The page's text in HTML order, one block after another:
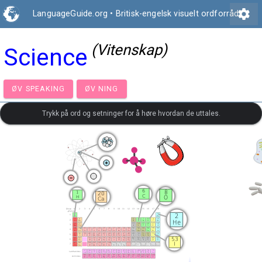
LanguageGuide.org • Britisk-engelsk visuelt ordforrådsettings
Science (Vitenskap)
ØV SPEAKING ØV NING
Trykk på ord og setninger for å høre hvordan de uttales.